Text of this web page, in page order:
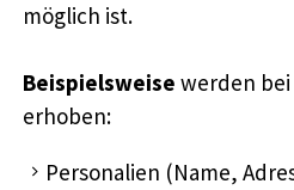
möglich ist.
Beispielsweise werden
erhoben:
Personalien (Name,